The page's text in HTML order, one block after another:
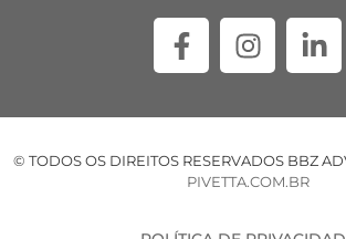
© TODOS OS DIREITOS RESERVADOS BBZ
PIVETTA.COM.BR